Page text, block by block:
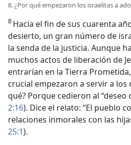
8. ¿Por qué empezaron los israelitas a
8 Hacia el fin de sus cuarenta
desierto, un gran número de
la senda de la justicia. Aunque
muchos actos de liberación de
entrarían en la Tierra
crucial empezaron a servir a los
qué? Porque cedieron al “deseo
2:16). Dice el relato: “El pueblo
relaciones inmorales con las
25:1).